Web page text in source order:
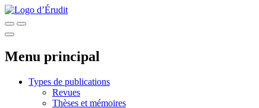
Menu principal
Types de publications
Revues
Thèses et mémoires